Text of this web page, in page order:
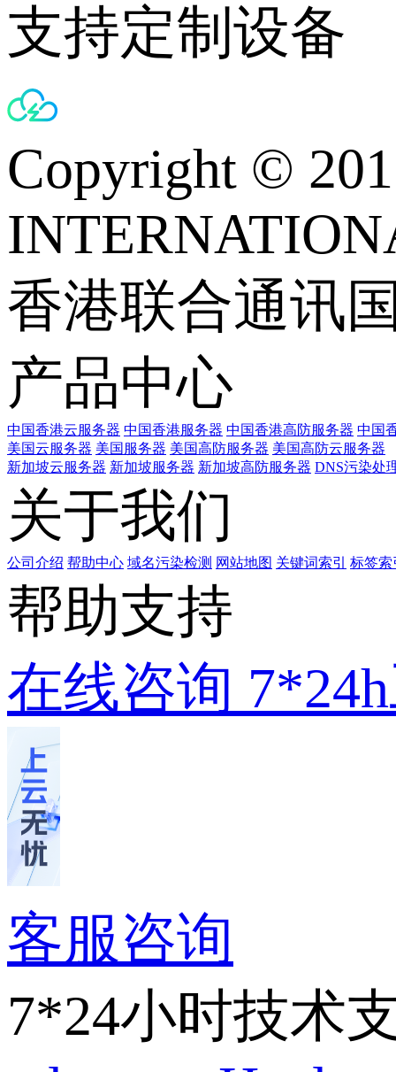
支持定制设备
Copyright ©
香港联合通讯
产品中心
中国香港云服务器 中国香港服务器 中国香港高防服务器 中国
美国云服务器 美国服务器 美国高防服务器 美国高防云服务器
新加坡云服务器 新加坡服务器 新加坡高防服务器 DNS污染处
关于我们
公司介绍 帮助中心 域名污染检测 网站地图 关键词索引 标签索
帮助支持
在线咨询
客服咨询
7*24小时技术